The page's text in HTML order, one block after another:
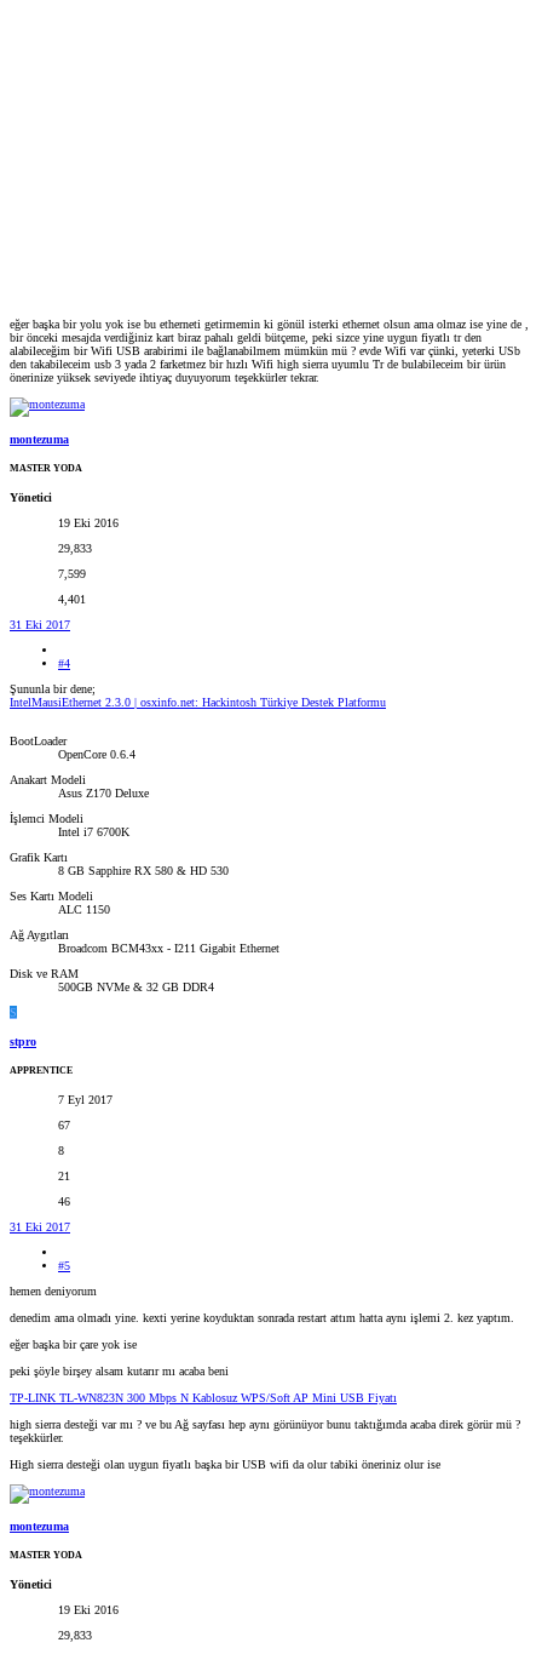
eğer başka bir yolu yok ise bu etherneti getirmemin ki gönül isterki ethernet olsun ama olmaz ise yine de ,
bir önceki mesajda verdiğiniz kart biraz pahalı geldi bütçeme, peki sizce yine uygun fiyatlı tr den
alabileceğim bir Wifi USB arabirimi ile bağlanabilmem mümkün mü ? evde Wifi var çünki, yeterki USb
den takabileceim usb 3 yada 2 farketmez bir hızlı Wifi high sierra uyumlu Tr de bulabileceim bir ürün
önerinize yüksek seviyede ihtiyaç duyuyorum teşekkürler tekrar.
montezuma
MASTER YODA
Yönetici
19 Eki 2016
29,833
7,599
4,401
31 Eki 2017
#4
Şununla bir dene;
IntelMausiEthernet 2.3.0 | osxinfo.net: Hackintosh Türkiye Destek Platformu
BootLoader
OpenCore 0.6.4
Anakart Modeli
Asus Z170 Deluxe
İşlemci Modeli
Intel i7 6700K
Grafik Kartı
8 GB Sapphire RX 580 & HD 530
Ses Kartı Modeli
ALC 1150
Ağ Aygıtları
Broadcom BCM43xx - I211 Gigabit Ethernet
Disk ve RAM
500GB NVMe & 32 GB DDR4
S
stpro
APPRENTICE
7 Eyl 2017
67
8
21
46
31 Eki 2017
#5
hemen deniyorum
denedim ama olmadı yine. kexti yerine koyduktan sonrada restart attım hatta aynı işlemi 2. kez yaptım.
eğer başka bir çare yok ise
peki şöyle birşey alsam kutarır mı acaba beni
TP-LINK TL-WN823N 300 Mbps N Kablosuz WPS/Soft AP Mini USB Fiyatı
high sierra desteği var mı ? ve bu Ağ sayfası hep aynı görünüyor bunu taktığımda acaba direk görür mü ?
teşekkürler.
High sierra desteği olan uygun fiyatlı başka bir USB wifi da olur tabiki öneriniz olur ise
montezuma
MASTER YODA
Yönetici
19 Eki 2016
29,833